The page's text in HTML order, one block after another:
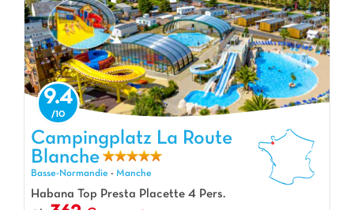
Campingplatz La Route Blanche, Campingplatz Basse-Normandie
9.4
Campingplatz La Route
Blanche
Basse-Normandie - Manche
Habana Top Presta Placette 4 Pers.